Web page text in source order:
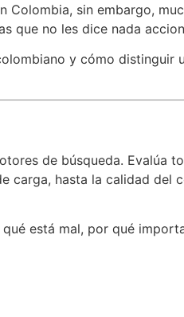
Colombia, sin embargo,
que no les dice nada
y cómo distinguir
de búsqueda. Evalúa
carga, hasta la calidad del
está mal, por qué